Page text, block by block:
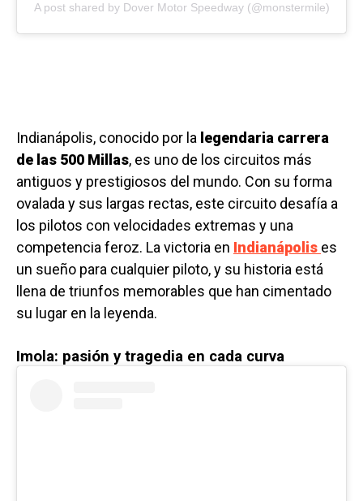
A post shared by Dover Motor Speedway (@monstermile)
Indianápolis, conocido por la legendaria carrera
de las 500 Millas, es uno de los circuitos más
antiguos y prestigiosos del mundo. Con su forma
ovalada y sus largas rectas, este circuito desafía a
los pilotos con velocidades extremas y una
competencia feroz. La victoria en Indianápolis es
un sueño para cualquier piloto, y su historia está
llena de triunfos memorables que han cimentado
su lugar en la leyenda.
Imola: pasión y tragedia en cada curva